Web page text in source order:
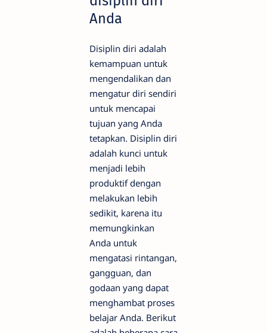
Anda
Disiplin diri adalah
kemampuan untuk
mengendalikan dan
mengatur diri sendiri
untuk mencapai
tujuan yang Anda
tetapkan. Disiplin diri
adalah kunci untuk
menjadi lebih
produktif dengan
melakukan lebih
sedikit, karena itu
memungkinkan
Anda untuk
mengatasi rintangan,
gangguan, dan
godaan yang dapat
menghambat proses
belajar Anda. Berikut